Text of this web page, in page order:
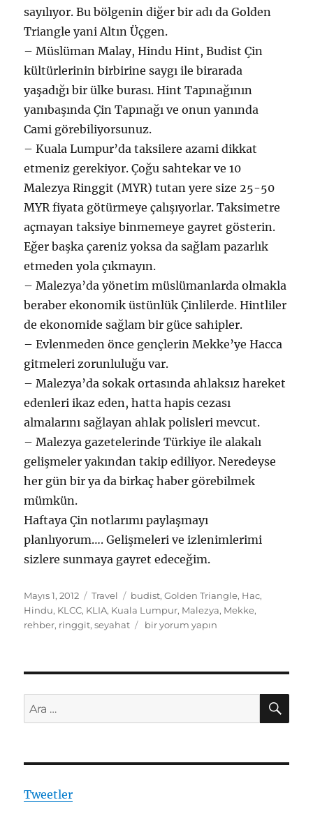
sayılıyor. Bu bölgenin diğer bir adı da Golden
Triangle yani Altın Üçgen.
– Müslüman Malay, Hindu Hint, Budist Çin
kültürlerinin birbirine saygı ile birarada
yaşadığı bir ülke burası. Hint Tapınağının
yanıbaşında Çin Tapınağı ve onun yanında
Cami görebiliyorsunuz.
– Kuala Lumpur’da taksilere azami dikkat
etmeniz gerekiyor. Çoğu sahtekar ve 10
Malezya Ringgit (MYR) tutan yere size 25-50
MYR fiyata götürmeye çalışıyorlar. Taksimetre
açmayan taksiye binmemeye gayret gösterin.
Eğer başka çareniz yoksa da sağlam pazarlık
etmeden yola çıkmayın.
– Malezya’da yönetim müslümanlarda olmakla
beraber ekonomik üstünlük Çinlilerde. Hintliler
de ekonomide sağlam bir güce sahipler.
– Evlenmeden önce gençlerin Mekke’ye Hacca
gitmeleri zorunluluğu var.
– Malezya’da sokak ortasında ahlaksız hareket
edenleri ikaz eden, hatta hapis cezası
almalarını sağlayan ahlak polisleri mevcut.
– Malezya gazetelerinde Türkiye ile alakalı
gelişmeler yakından takip ediliyor. Neredeyse
her gün bir ya da birkaç haber görebilmek
mümkün.
Haftaya Çin notlarımı paylaşmayı
planlıyorum…. Gelişmeleri ve izlenimlerimi
sizlere sunmaya gayret edeceğim.
Yayın
tarihi
Mayıs 1, 2012 Kategoriler
Travel Etiketler
budist,Golden Triangle, Hac,
Hindu, KLCC, KLIA, Kuala Lumpur, Malezya, Mekke,
rehber, ringgit,seyahat
Malezya
bir yorum yapın
Ara:
Tweetler